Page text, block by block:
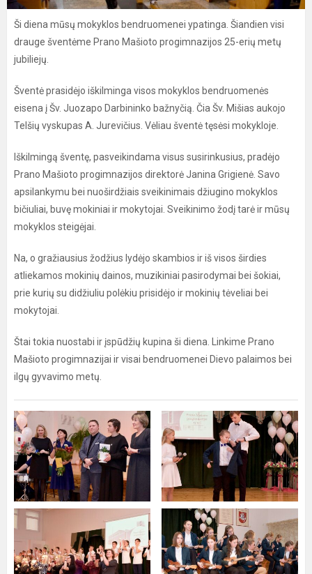
Ši diena mūsų mokyklos bendruomenei ypatinga. Šiandien visi
drauge šventėme Prano Mašioto progimnazijos 25-erių metų
jubiliejų.
Šventė prasidėjo iškilminga visos mokyklos bendruomenės
eisena į Šv. Juozapo Darbininko bažnyčią. Čia Šv. Mišias aukojo
Telšių vyskupas A. Jurevičius. Vėliau šventė tęsėsi mokykloje.
Iškilmingą šventę, pasveikindama visus susirinkusius, pradėjo
Prano Mašioto progimnazijos direktorė Janina Grigienė. Savo
apsilankymu bei nuoširdžiais sveikinimais džiugino mokyklos
bičiuliai, buvę mokiniai ir mokytojai. Sveikinimo žodį tarė ir mūsų
mokyklos steigėjai.
Na, o gražiausius žodžius lydėjo skambios ir iš visos širdies
atliekamos mokinių dainos, muzikiniai pasirodymai bei šokiai,
prie kurių su didžiuliu polėkiu prisidėjo ir mokinių tėveliai bei
mokytojai.
Štai tokia nuostabi ir įspūdžių kupina ši diena. Linkime Prano
Mašioto progimnazijai ir visai bendruomenei Dievo palaimos bei
ilgų gyvavimo metų.